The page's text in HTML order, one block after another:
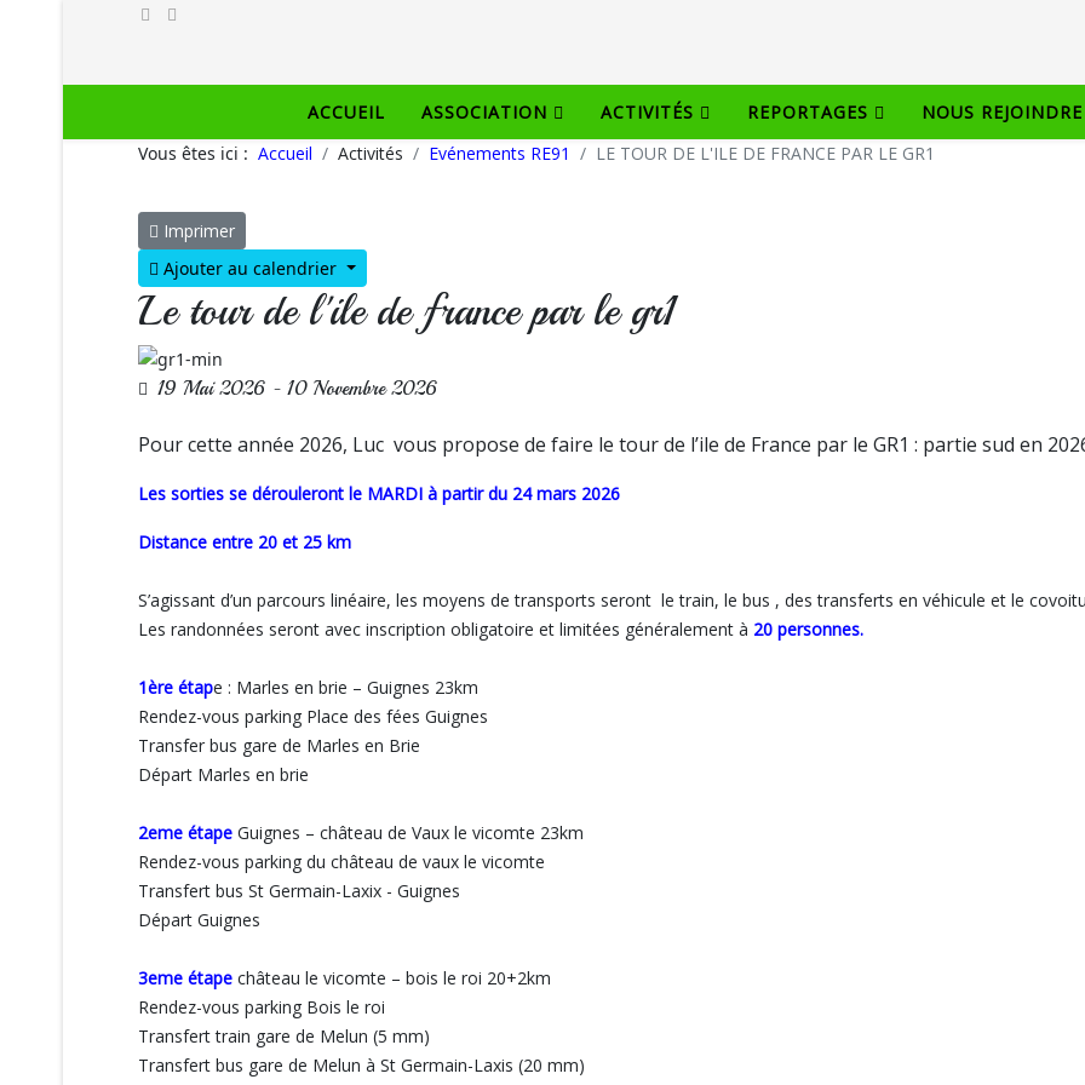
ACCUEIL ASSOCIATION ACTIVITÉS REPORTAGES NOUS REJOINDRE
Vous êtes ici : Accueil Activités Evénements RE91 LE TOUR DE L'ILE DE FRANCE PAR LE GR1
Imprimer
Ajouter au calendrier
Le tour de l'ile de france par le gr1
19 Mai 2026 - 10 Novembre 2026
Pour cette année 2026, Luc vous propose de faire le tour de l’ile de France par le GR1 : partie sud en
Les sorties se dérouleront le MARDI à partir du 24 mars 2026
Distance entre 20 et 25 km
S’agissant d’un parcours linéaire, les moyens de transports seront le train, le bus , des transferts en véhicule et le
Les randonnées seront avec inscription obligatoire et limitées généralement à 20 personnes.
1ère étape : Marles en brie – Guignes 23km
Rendez-vous parking Place des fées Guignes
Transfer bus gare de Marles en Brie
Départ Marles en brie
2eme étape Guignes – château de Vaux le vicomte 23km
Rendez-vous parking du château de vaux le vicomte
Transfert bus St Germain-Laxix - Guignes
Départ Guignes
3eme étape château le vicomte – bois le roi 20+2km
Rendez-vous parking Bois le roi
Transfert train gare de Melun (5 mm)
Transfert bus gare de Melun à St Germain-Laxis (20 mm)